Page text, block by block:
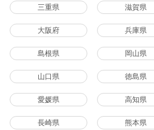
三重県 滋賀県
大阪府 兵庫県
島根県 岡山県
山口県 徳島県
愛媛県 高知県
長崎県 熊本県